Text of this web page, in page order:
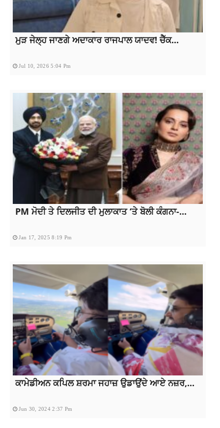
ਮੁੜ ਜੇਲ੍ਹ ਜਾਣਗੇ ਅਦਾਕਾਰ ਰਾਜਪਾਲ ਯਾਦਵ! ਚੈੱਕ...
Jul 10, 2026 5:04 Pm
PM ਮੋਦੀ ਤੇ ਦਿਲਜੀਤ ਦੀ ਮੁਲਾਕਾਤ ‘ਤੇ ਬੋਲੀ ਕੰਗਨਾ-...
Jan 17, 2025 8:19 Pm
ਕਾਮੇਡੀਅਨ ਕਪਿਲ ਸ਼ਰਮਾ ਜਹਾਜ਼ ਉਡਾਉਂਦੇ ਆਏ ਨਜ਼ਰ,...
Jun 30, 2024 2:37 Pm